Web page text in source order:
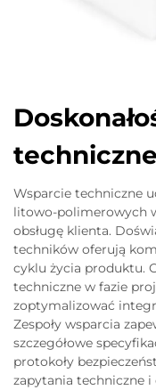
Wsparcie techniczne
litowo-polimerowych
obsługę klienta.
techników oferują
cyklu życia produktu.
techniczne w fazie
zoptymalizować
Zespoły wsparcia
szczegółowe
protokoły
zapytania techniczne